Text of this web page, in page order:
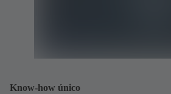
Know-how único